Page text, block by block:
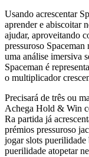
Usando acrescentar
aprender e abiscoitar
ajudar, aproveitando
pressuroso
uma análise imersiva
Spaceman é
o multiplicador
Precisará de três ou
Achega Hold & Win
Ra partida já
prémios pressuroso
jogar slots puerilidade
puerilidade atopetar